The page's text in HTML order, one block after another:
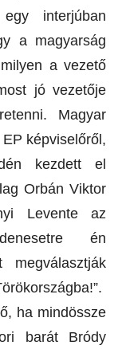
interjúban
a magyarság
a vezető
jó vezetője
Magyar
képviselőről,
kezdett el
Orbán Viktor
Levente az
én
ha mindössze
barát Bródy